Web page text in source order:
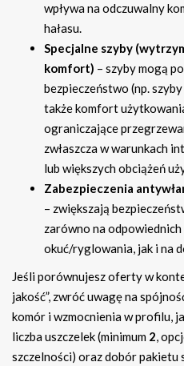
wpływa na odczuwalny
hałasu.
Specjalne szyby
komfort) – szyby mogą
bezpieczeństwo (np.
także komfort
ograniczające
zwłaszcza w warunkach
lub większych obciążeń
Zabezpieczenia
– zwiększają
zarówno na
okuć/ryglowania, jak i na
Jeśli porównujesz oferty w
jakość”, zwróć uwagę na
komór i wzmocnienia w profilu,
liczba uszczelek (minimum 2,
szczelności) oraz dobór